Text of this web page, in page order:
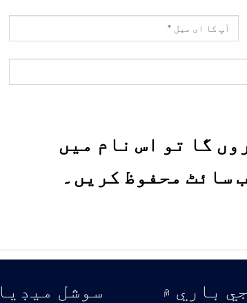
گا تو اس نام میں
سائٹ محفوظ کریں۔
باري ۾ سوشل ميڊيا